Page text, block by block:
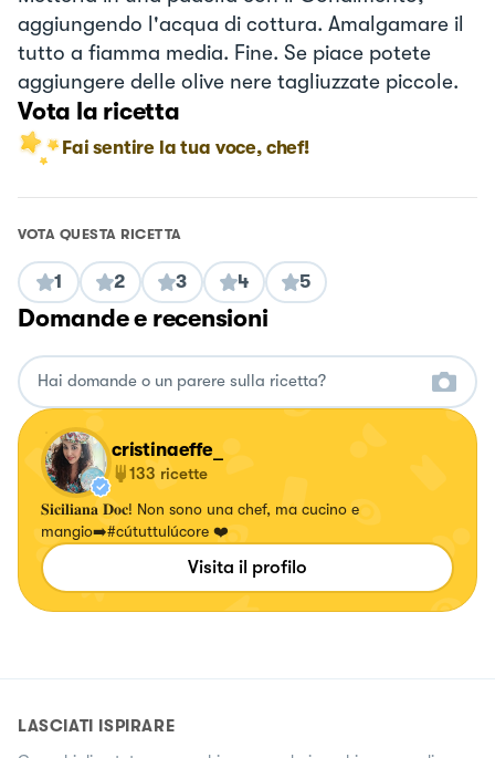
aggiungendo l'acqua di cottura. Amalgamare il
tutto a fiamma media. Fine. Se piace potete
aggiungere delle olive nere tagliuzzate piccole.
Vota la ricetta
Fai sentire la tua voce, chef!
VOTA QUESTA RICETTA
1 2 3 4 5
Domande e recensioni
cristinaeffe_
133 ricette
𝐒𝐢𝐜𝐢𝐥𝐢𝐚𝐧𝐚 𝐃𝐨𝐜! Non sono una chef, ma cucino e
mangio➡️#cútuttulúcore ❤️
Visita il profilo
LASCIATI ISPIRARE